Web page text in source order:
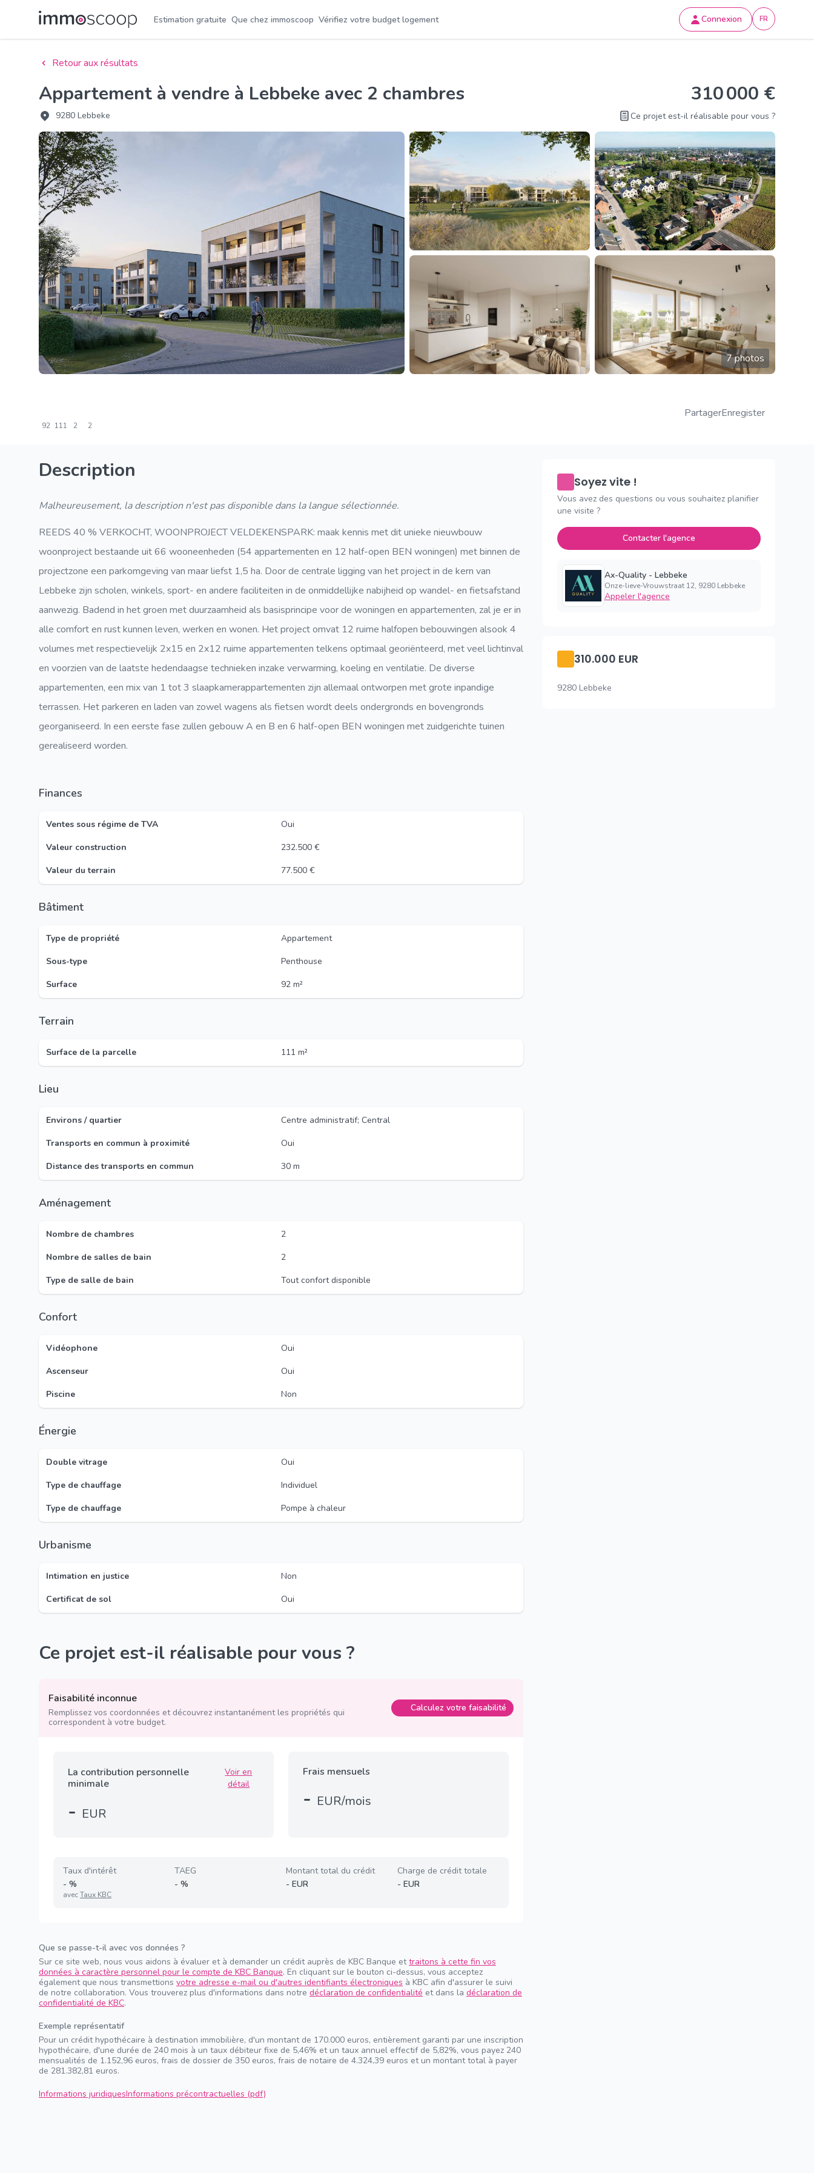
Estimation gratuite Que chez immoscoop Vérifiez votre budget logement Connexion FR
Retour aux résultats
Appartement à vendre à Lebbeke avec 2 chambres
9280 Lebbeke
310 000 €
Ce projet est-il réalisable pour vous ?
7 photos
92 111 2 2
PartagerEnregister
Description
Malheureusement, la description n'est pas disponible dans la langue sélectionnée.
REEDS 40 % VERKOCHT, WOONPROJECT VELDEKENSPARK: maak kennis met dit unieke nieuwbouw
woonproject bestaande uit 66 wooneenheden (54 appartementen en 12 half-open BEN woningen) met binnen de
projectzone een parkomgeving van maar liefst 1,5 ha. Door de centrale ligging van het project in de kern van
Lebbeke zijn scholen, winkels, sport- en andere faciliteiten in de onmiddellijke nabijheid op wandel- en fietsafstand
aanwezig. Badend in het groen met duurzaamheid als basisprincipe voor de woningen en appartementen, zal je er in
alle comfort en rust kunnen leven, werken en wonen. Het project omvat 12 ruime halfopen bebouwingen alsook 4
volumes met respectievelijk 2x15 en 2x12 ruime appartementen telkens optimaal georiënteerd, met veel lichtinval
en voorzien van de laatste hedendaagse technieken inzake verwarming, koeling en ventilatie. De diverse
appartementen, een mix van 1 tot 3 slaapkamerappartementen zijn allemaal ontworpen met grote inpandige
terrassen. Het parkeren en laden van zowel wagens als fietsen wordt deels ondergronds en bovengronds
georganiseerd. In een eerste fase zullen gebouw A en B en 6 half-open BEN woningen met zuidgerichte tuinen
gerealiseerd worden.
Finances
Ventes sous régime de TVA
Oui
Valeur construction
232.500 €
Valeur du terrain
77.500 €
Bâtiment
Type de propriété
Appartement
Sous-type
Penthouse
Surface
92 m²
Terrain
Surface de la parcelle 111 m²
Lieu
Environs / quartier
Centre administratif; Central
Transports en commun à proximité
Oui
Distance des transports en commun
30 m
Aménagement
Nombre de chambres
2
Nombre de salles de bain
2
Type de salle de bain
Tout confort disponible
Confort
Vidéophone
Oui
Ascenseur
Oui
Piscine
Non
Énergie
Double vitrage
Oui
Type de chauffage
Individuel
Type de chauffage
Pompe à chaleur
Urbanisme
Intimation en justice
Non
Certificat de sol
Oui
Ce projet est-il réalisable pour vous ?
Faisabilité inconnue
Remplissez vos coordonnées et découvrez instantanément les propriétés qui
correspondent à votre budget.
Calculez votre faisabilité
La contribution personnelle
minimale
Voir en
détail
- EUR
Frais mensuels
- EUR/mois
Taux d'intérêt
- %
avecTaux KBC
TAEG
- %
Montant total du crédit
- EUR
Charge de crédit totale
- EUR
Que se passe-t-il avec vos données ?
Sur ce site web, nous vous aidons à évaluer et à demander un crédit auprès de KBC Banque ettraitons à cette fin vos
données à caractère personnel pour le compte de KBC Banque. En cliquant sur le bouton ci-dessus, vous acceptez
également que nous transmettions votre adresse e-mail ou d'autres identifiants électroniques à KBC afin d'assurer le suivi
de notre collaboration. Vous trouverez plus d'informations dans notre déclaration de confidentialité et dans la déclaration de
confidentialité de KBC.
Exemple représentatif
Pour un crédit hypothécaire à destination immobilière, d'un montant de 170.000 euros, entièrement garanti par une inscription
hypothécaire, d'une durée de 240 mois à un taux débiteur fixe de 5,46% et un taux annuel effectif de 5,82%, vous payez 240
mensualités de 1.152,96 euros, frais de dossier de 350 euros, frais de notaire de 4.324,39 euros et un montant total à payer
de 281.382,81 euros.
Informations juridiquesInformations précontractuelles (pdf)
Soyez vite !
Vous avez des questions ou vous souhaitez planifier
une visite ?
Contacter l'agence
Ax-Quality - Lebbeke
Onze-lieve-Vrouwstraat 12, 9280 Lebbeke
Appeler l'agence
310.000 EUR
9280 Lebbeke